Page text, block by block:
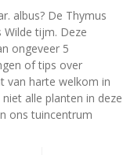
albus? De Thymus
Wilde tijm. Deze
ongeveer 5
of tips over
van harte welkom in
alle planten in deze
ons tuincentrum